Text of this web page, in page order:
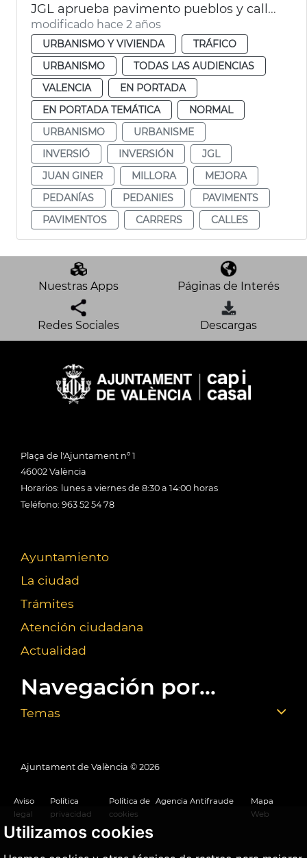
Utilizamos cookies
JGL aprueba pavimento pueblos y calles València
modificado hace 2 años
URBANISMO Y VIVIENDA
TRÁFICO
URBANISMO
TODAS LAS AUDIENCIAS
VALENCIA
EN PORTADA
EN PORTADA TEMÁTICA
NORMAL
URBANISMO
URBANISME
INVERSIÓ
INVERSIÓN
JGL
JUAN GINER
MILLORA
MEJORA
PEDANÍAS
PEDANIES
PAVIMENTS
PAVIMENTOS
CARRERS CALLES
Nuestras Apps Páginas de Interés
Redes Sociales Descargas
Plaça de l'Ajuntament nº 1
46002 València
Horarios: lunes a viernes de 8:30 a 14:00 horas
Teléfono: 963 52 54 78
Ayuntamiento
La ciudad
Trámites
Atención ciudadana
Actualidad
Navegación por...
Temas
Ajuntament de València © 2026
Aviso
legal
Política
privacidad
Política de
cookies
Agencia Antifraude
Mapa
Web